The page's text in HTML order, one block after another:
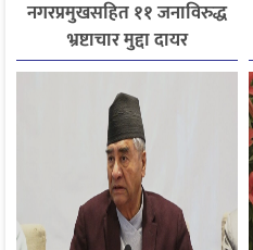
नगरप्रमुखसहित ११ जनाविरुद्ध
भ्रष्टाचार मुद्दा दायर